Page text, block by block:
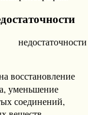
восстановление
уменьшение
соединений,